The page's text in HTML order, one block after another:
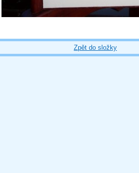
Zpět do složky